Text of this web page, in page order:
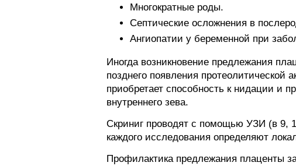
Многократные роды.
Септические осложнения в
Ангиопатии у беременной при
Иногда возникновение предлежания
позднего появления протеолитической
приобретает способность к нидации и
внутреннего зева.
Скриниг проводят с помощью УЗИ (в 9,
каждого исследования определяют
Профилактика предлежания плаценты